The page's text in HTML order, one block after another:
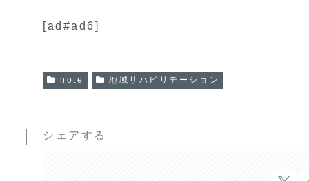
[ad#ad6]
note 地域リハビリテーション
シェアする